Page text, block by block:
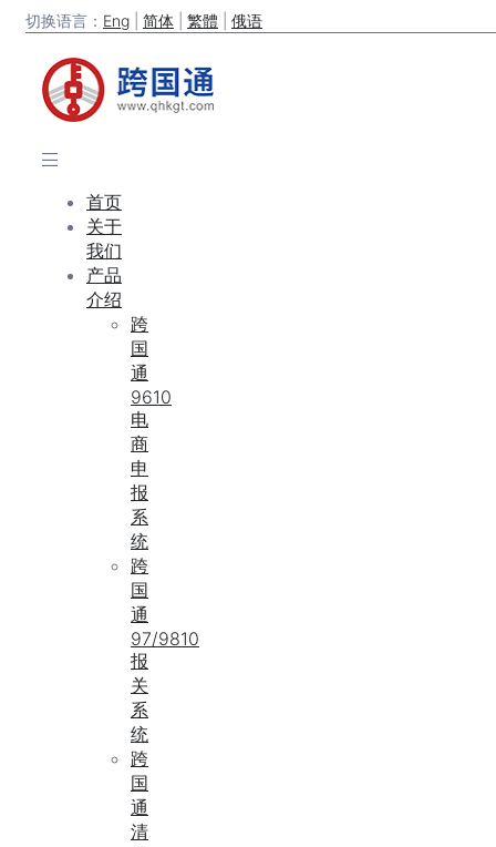
切换语言： Eng 简体 繁體 俄语
首页
关于
我们
产品
介绍
跨
国
通
9610
电
商
申
报
系
统
跨
国
通
97/9810
报
关
系
统
跨
国
通
清